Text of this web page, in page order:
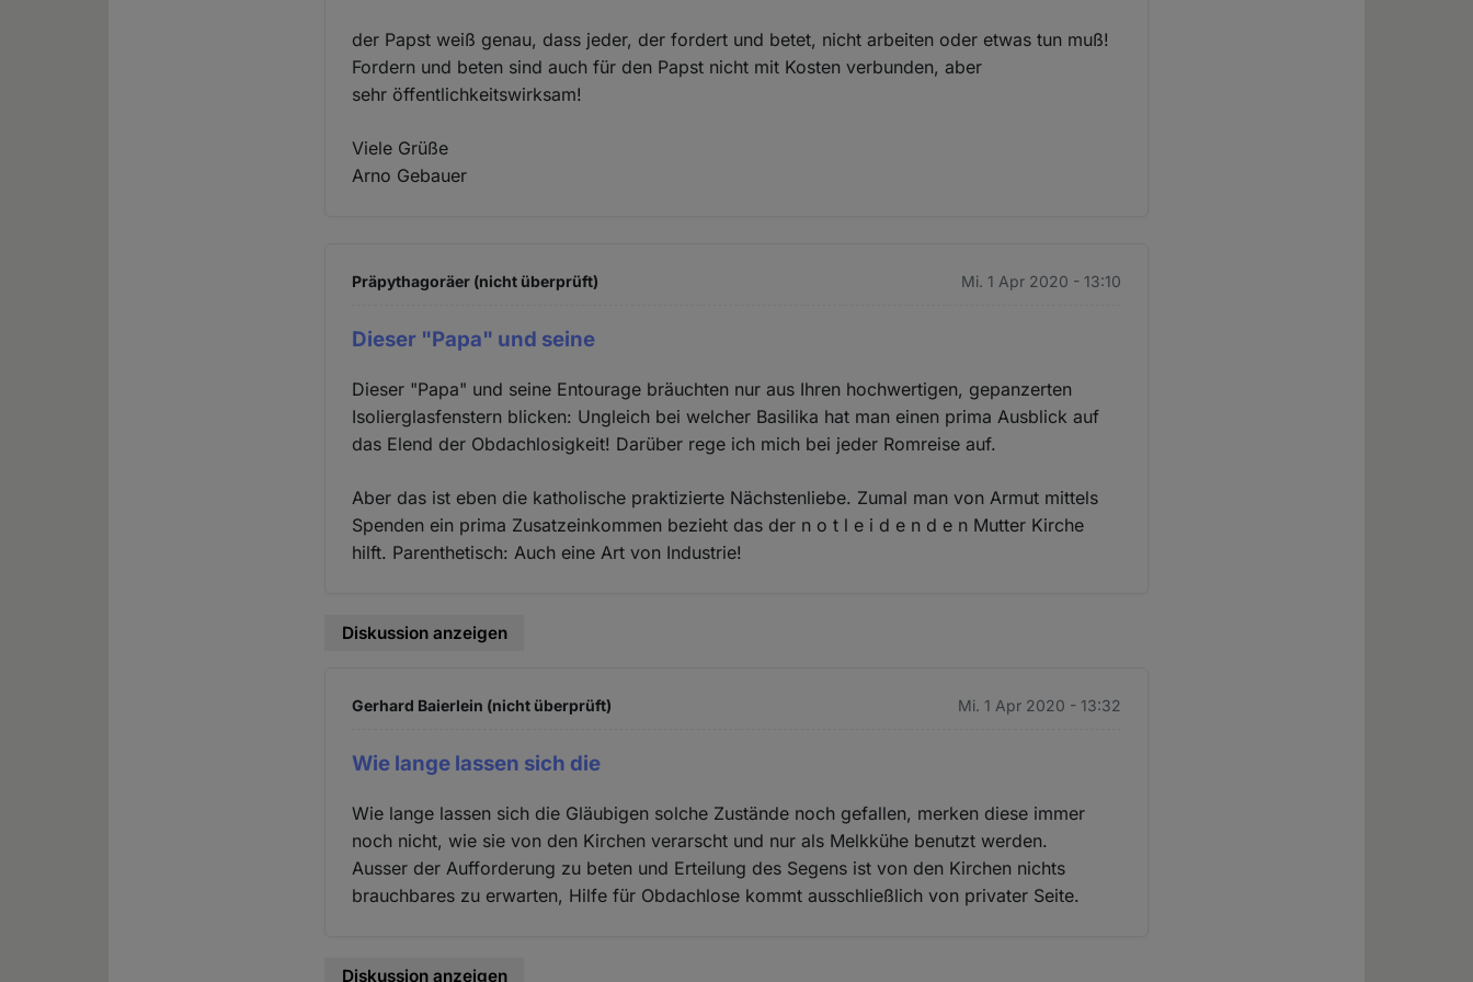
der Papst weiß genau, dass jeder, der fordert und betet, nicht arbeiten oder etwas tun muß!
Fordern und beten sind auch für den Papst nicht mit Kosten verbunden, aber
sehr öffentlichkeitswirksam!
Viele Grüße
Arno Gebauer
Präpythagoräer (nicht überprüft) Mi. 1 Apr 2020 - 13:10
Dieser "Papa" und seine
Dieser "Papa" und seine Entourage bräuchten nur aus Ihren hochwertigen, gepanzerten
Isolierglasfenstern blicken: Ungleich bei welcher Basilika hat man einen prima Ausblick auf
das Elend der Obdachlosigkeit! Darüber rege ich mich bei jeder Romreise auf.
Aber das ist eben die katholische praktizierte Nächstenliebe. Zumal man von Armut mittels
Spenden ein prima Zusatzeinkommen bezieht das der n o t l e i d e n d e n Mutter Kirche
hilft. Parenthetisch: Auch eine Art von Industrie!
Diskussion anzeigen
Gerhard Baierlein (nicht überprüft) Mi. 1 Apr 2020 - 13:32
Wie lange lassen sich die
Wie lange lassen sich die Gläubigen solche Zustände noch gefallen, merken diese immer
noch nicht, wie sie von den Kirchen verarscht und nur als Melkkühe benutzt werden.
Ausser der Aufforderung zu beten und Erteilung des Segens ist von den Kirchen nichts
brauchbares zu erwarten, Hilfe für Obdachlose kommt ausschließlich von privater Seite.
Diskussion anzeigen